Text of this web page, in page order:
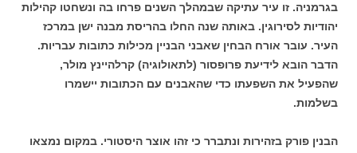
בגרמניה. זו עיר עתיקה שבמהלך השנים פרחו בה ונשחטו קהילות
יהודיות לסירוגין. באותה שנה החלו בהריסת מבנה ישן במרכז
העיר. עובר אורח הבחין שאבני הבניין מכילות כתובות עבריות.
הדבר הובא לידיעת פרופסור (לתאולוגיה) קרלהיינץ מולר,
שהפעיל את השפעתו כדי שהאבנים עם הכתובות יישמרו
בשלמות.
הבנין פורק בזהירות ונתברר כי זהו אוצר היסטורי. במקום נמצאו